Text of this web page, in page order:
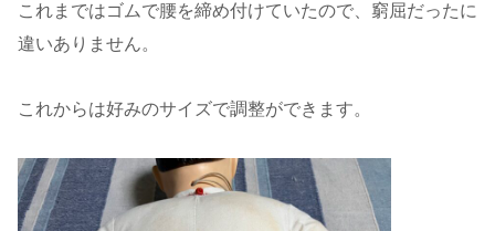
これまではゴムで腰を締め付けていたので、窮屈だったに
違いありません。
これからは好みのサイズで調整ができます。